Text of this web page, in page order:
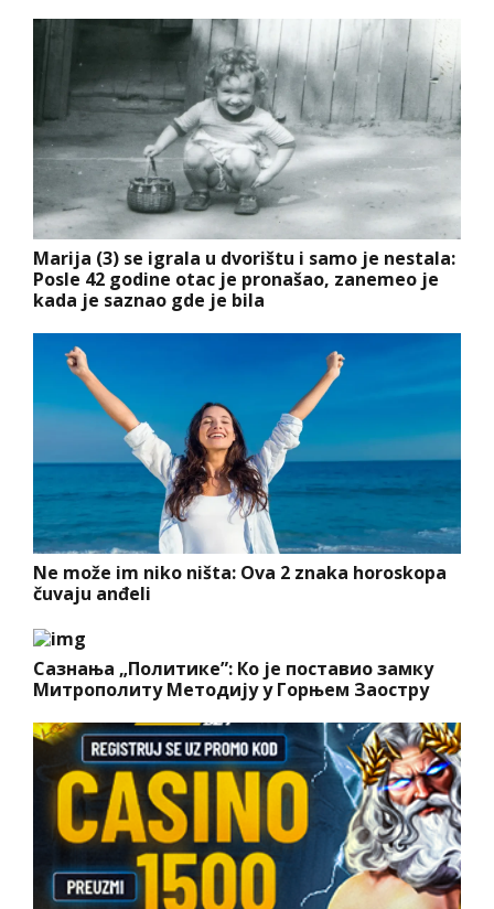
Marija (3) se igrala u dvorištu i samo je nestala:
Posle 42 godine otac je pronašao, zanemeo je
kada je saznao gde je bila
Ne može im niko ništa: Ova 2 znaka horoskopa
čuvaju anđeli
Сазнања „Политике”: Ко је поставио замку
Митрополиту Методију у Горњем Заостру